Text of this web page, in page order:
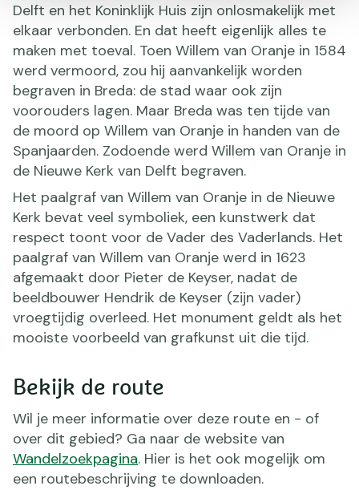
Delft en het Koninklijk Huis zijn onlosmakelijk met
elkaar verbonden. En dat heeft eigenlijk alles te
maken met toeval. Toen Willem van Oranje in 1584
werd vermoord, zou hij aanvankelijk worden
begraven in Breda: de stad waar ook zijn
voorouders lagen. Maar Breda was ten tijde van
de moord op Willem van Oranje in handen van de
Spanjaarden. Zodoende werd Willem van Oranje in
de Nieuwe Kerk van Delft begraven.
Het paalgraf van Willem van Oranje in de Nieuwe
Kerk bevat veel symboliek, een kunstwerk dat
respect toont voor de Vader des Vaderlands. Het
paalgraf van Willem van Oranje werd in 1623
afgemaakt door Pieter de Keyser, nadat de
beeldbouwer Hendrik de Keyser (zijn vader)
vroegtijdig overleed. Het monument geldt als het
mooiste voorbeeld van grafkunst uit die tijd.
Bekijk de route
Wil je meer informatie over deze route en - of
over dit gebied? Ga naar de website van
Wandelzoekpagina. Hier is het ook mogelijk om
een routebeschrijving te downloaden.